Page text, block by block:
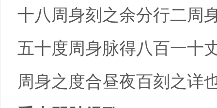
十八周身刻之余分行二周
五十度周身脉得八百一十
周身之度合昼夜百刻之详